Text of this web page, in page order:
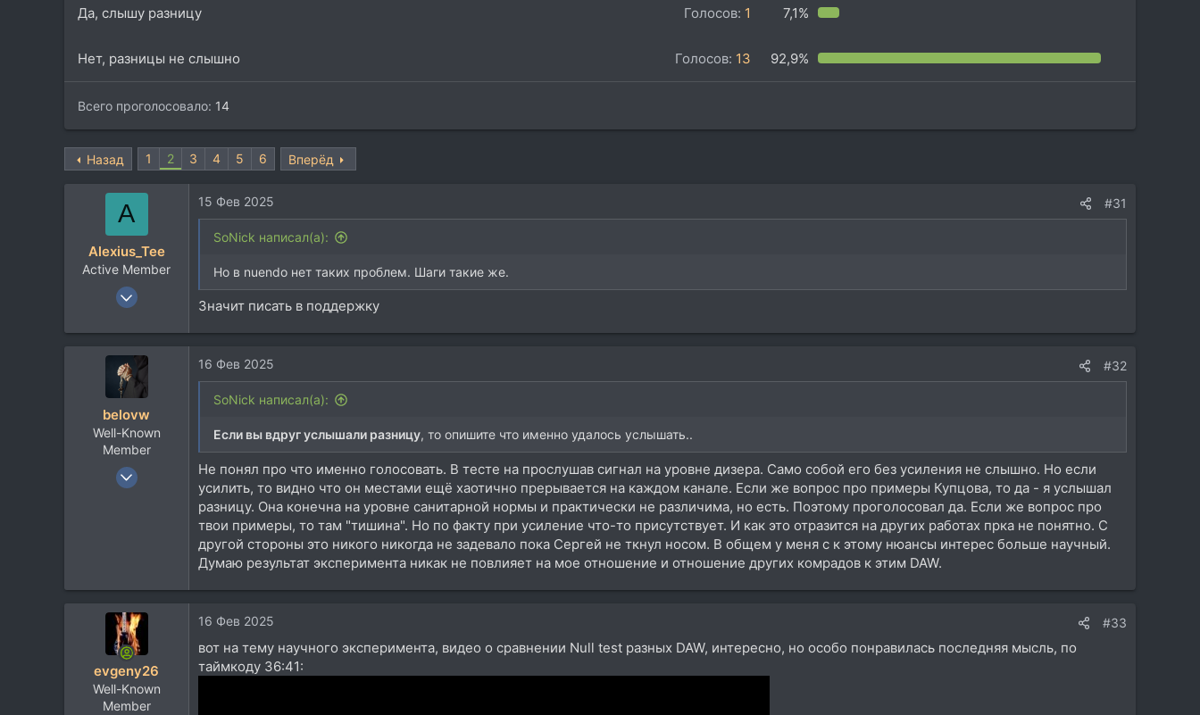
ы
л
Да, слышу разницу Голосов: 1 7,1%
Нет, разницы не слышно Голосов: 13 92,9%
Всего проголосовало 14
Назад 1 2 3 4 5 6 Вперёд
A
Alexius_Tee
Active Member
15 Июл 2024
144
15 Фев 2025 #31
SoNick написал(а):
Но в nuendo нет таких проблем. Шаги такие же.
Значит писать в поддержку
belovw
Well-Known
Member
22 Апр 2009
RK Almaty
boosty.to
16 Фев 2025 #32
SoNick написал(а):
Если вы вдруг услышали разницу, то опишите что именно удалось услышать..
Не понял про что именно голосовать. В тесте на прослушав сигнал на уровне дизера. Само собой его без усиления не слышно. Но если
усилить, то видно что он местами ещё хаотично прерывается на каждом канале. Если же вопрос про примеры Купцова, то да - я услышал
разницу. Она конечна на уровне санитарной нормы и практически не различима, но есть. Поэтому проголосовал да. Если же вопрос про
твои примеры, то там "тишина". Но по факту при усиление что-то присутствует. И как это отразится на других работах прка не понятно. С
другой стороны это никого никогда не задевало пока Сергей не ткнул носом. В общем у меня с к этому нюансы интерес больше научный.
Думаю результат эксперимента никак не повлияет на мое отношение и отношение других комрадов к этим DAW.
evgeny26
Well-Known
Member
16 Фев 2025 #33
вот на тему научного эксперимента, видео о сравнении Null test разных DAW, интересно, но особо понравилась последняя мысль, по
таймкоду 36:41: